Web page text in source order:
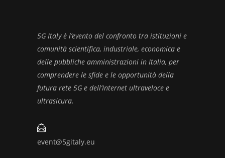
5G Italy è l’evento del confronto tra istituzioni e
comunità scientifica, industriale, economica e
delle pubbliche amministrazioni in Italia, per
comprendere le sfide e le opportunità della
futura rete 5G e dell’Internet ultraveloce e
ultrasicura.
event@5gitaly.eu